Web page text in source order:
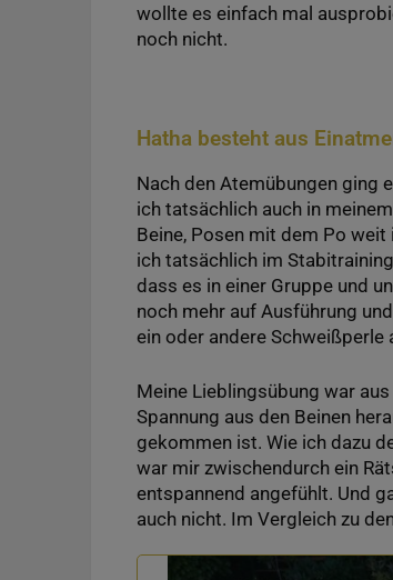
wollte es einfach mal
noch nicht.
Hatha besteht aus
Nach den Atemübungen ging
ich tatsächlich auch in
Beine, Posen mit dem Po
ich tatsächlich im
dass es in einer Gruppe und
noch mehr auf Ausführung
ein oder andere
Meine Lieblingsübung war
Spannung aus den Beinen
gekommen ist. Wie ich dazu
war mir zwischendurch ein
entspannend angefühlt. Und
auch nicht. Im Vergleich zu